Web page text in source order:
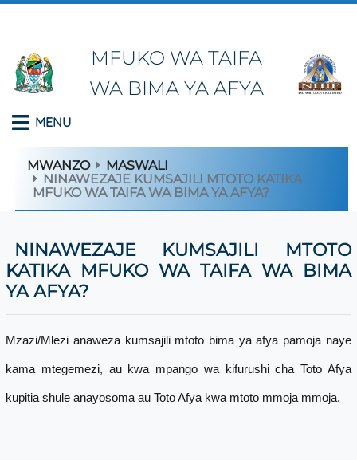
MFUKO WA TAIFA
WA BIMA YA AFYA
MENU
MWANZO
MASWALI
NINAWEZAJE KUMSAJILI MTOTO KATIKA
MFUKO WA TAIFA WA BIMA YA AFYA?
NINAWEZAJE KUMSAJILI MTOTO
KATIKA MFUKO WA TAIFA WA BIMA
YA AFYA?
Mzazi/Mlezi anaweza kumsajili mtoto bima ya afya pamoja naye
kama mtegemezi, au kwa mpango wa kifurushi cha Toto Afya
kupitia shule anayosoma au Toto Afya kwa mtoto mmoja mmoja.